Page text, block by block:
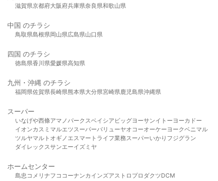
滋賀県京都府大阪府兵庫県奈良県和歌山県
中国 のチラシ
鳥取県島根県岡山県広島県山口県
四国 のチラシ
徳島県香川県愛媛県高知県
九州・沖縄 のチラシ
福岡県佐賀県長崎県熊本県大分県宮崎県鹿児島県沖縄県
スーパー
いなげや西條アマノパークスベイシア ビッグヨーサンイトーヨーカドー
イオンカスミ マルエツスーパーバリューヤオコーオーケー ヨークベニマル
ツルヤマルト オギノ エスマート ライフ業務スーパーいかり フジグラン
ダイレックスサンエーイズミヤ
ホームセンター
島忠 コメリ ナフコ コーナンカインズアストロプロダクツDCM